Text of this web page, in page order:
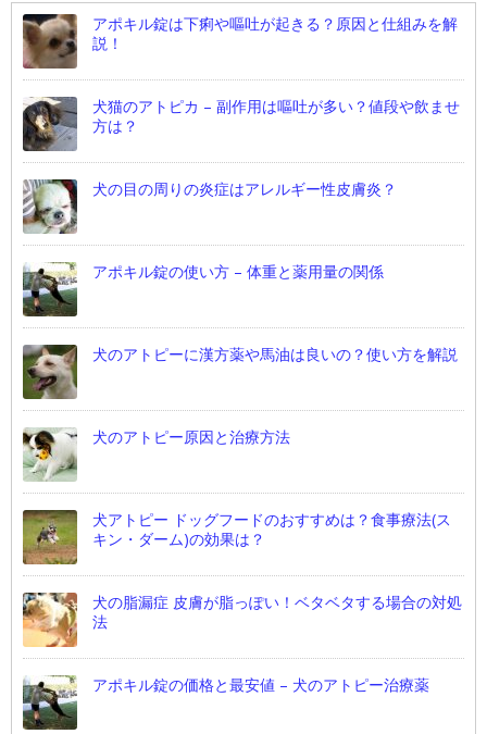
アポキル錠は下痢や嘔吐が起きる？原因と仕組みを解
説！
犬猫のアトピカ – 副作用は嘔吐が多い？値段や飲ませ
方は？
犬の目の周りの炎症はアレルギー性皮膚炎？
アポキル錠の使い方 – 体重と薬用量の関係
犬のアトピーに漢方薬や馬油は良いの？使い方を解説
犬のアトピー原因と治療方法
犬アトピー ドッグフードのおすすめは？食事療法(ス
キン・ダーム)の効果は？
犬の脂漏症 皮膚が脂っぽい！ベタベタする場合の対処
法
アポキル錠の価格と最安値 – 犬のアトピー治療薬